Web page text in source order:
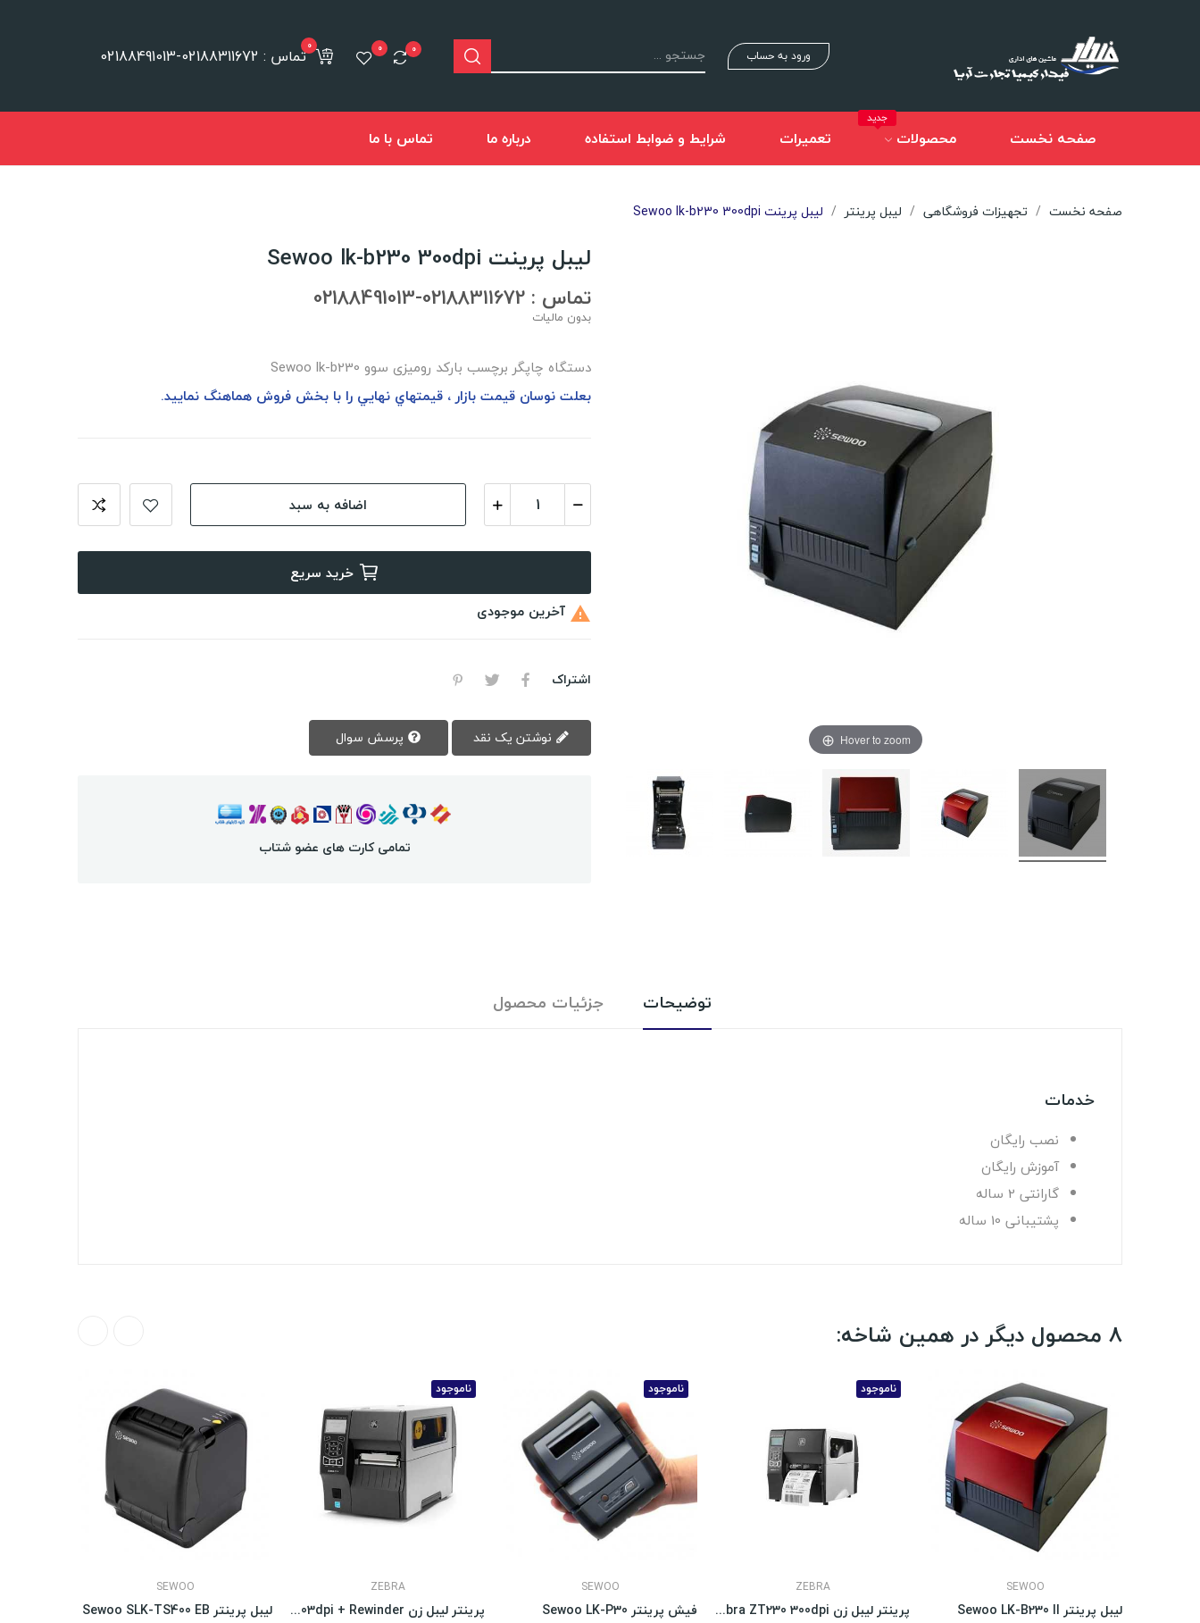
ورود به حساب 0
0 تماس : 02188311672-021884910130
صفحه نخست محصولات
جدید
تعمیرات شرایط و ضوابط استفاده درباره ما تماس با ما
صفحه نخست تجهیزات فروشگاهی لیبل پرینتر لیبل پرینت Sewoo lk-b230 300dpi
Hover to zoom
لیبل پرینت Sewoo lk-b230 300dpi
تماس : 02188311672-02188491013
بدون مالیات
دستگاه چاپگر برچسب بارکد رومیزی سوو Sewoo lk-b230
اضافه به سبد
خرید سریع
 آخرین موجودی
اشتراک
تمامی کارت های عضو شتاب
توضیحات جزئیات محصول
خدمات
نصب رایگان
آموزش رایگان
گارانتی 2 ساله
پشتیبانی 10 ساله
8 محصول دیگر در همین شاخه:
SEWOO
لیبل پرینتر Sewoo SLK-TS400 EB
ناموجود
ZEBRA
پرینتر لیبل زن Zebra ZT410 203dpi + Rewinder
ناموجود
SEWOO
فیش پرینتر Sewoo LK-P30
ناموجود
ZEBRA
پرینتر لیبل زن Zebra ZT230 300dpi
SEWOO
لیبل پرینتر Sewoo LK-B230 II